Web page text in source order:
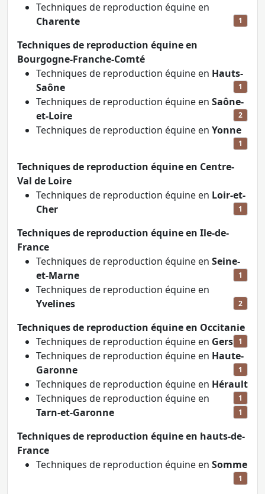
Techniques de reproduction équine en
Charente
1
Techniques de reproduction équine en
Bourgogne-Franche-Comté
Techniques de reproduction équine en Hauts-
Saône
1
Techniques de reproduction équine en Saône-
et-Loire
2
Techniques de reproduction équine en Yonne
1
Techniques de reproduction équine en Centre-
Val de Loire
Techniques de reproduction équine en Loir-et-
Cher
1
Techniques de reproduction équine en Ile-de-
France
Techniques de reproduction équine en Seine-
et-Marne
1
Techniques de reproduction équine en
Yvelines
2
Techniques de reproduction équine en Occitanie
Techniques de reproduction équine en Gers 1
Techniques de reproduction équine en Haute-
Garonne
1
Techniques de reproduction équine en Hérault
1
Techniques de reproduction équine en
Tarn-et-Garonne
1
Techniques de reproduction équine en hauts-de-
France
Techniques de reproduction équine en Somme
1